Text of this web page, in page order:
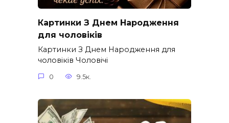
Картинки З Днем Народження
для чоловіків​
Картинки З Днем Народження для
чоловіків​ Чоловічі
0 9.5к.